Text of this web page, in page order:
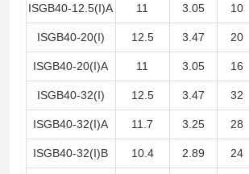
ISGB40-12.5(I)A 11 3.05 10
ISGB40-20(I) 12.5 3.47 20
ISGB40-20(I)A 11 3.05 16
ISGB40-32(I) 12.5 3.47 32
ISGB40-32(I)A 11.7 3.25 28
ISGB40-32(I)B 10.4 2.89 24